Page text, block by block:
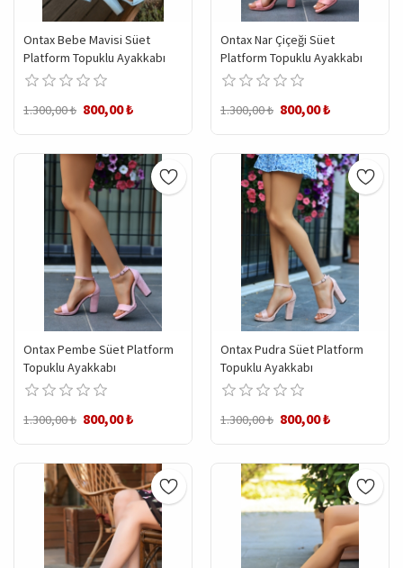
Ontax Bebe Mavisi Süet
Platform Topuklu Ayakkabı
1.300,00 ₺ 800,00 ₺
Ontax Nar Çiçeği Süet
Platform Topuklu Ayakkabı
1.300,00 ₺ 800,00 ₺
Ontax Pembe Süet Platform
Topuklu Ayakkabı
1.300,00 ₺ 800,00 ₺
Ontax Pudra Süet Platform
Topuklu Ayakkabı
1.300,00 ₺ 800,00 ₺